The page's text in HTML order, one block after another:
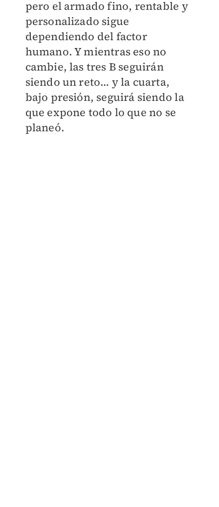
pero el armado fino, rentable y
personalizado sigue
dependiendo del factor
humano. Y mientras eso no
cambie, las tres B seguirán
siendo un reto… y la cuarta,
bajo presión, seguirá siendo la
que expone todo lo que no se
planeó.